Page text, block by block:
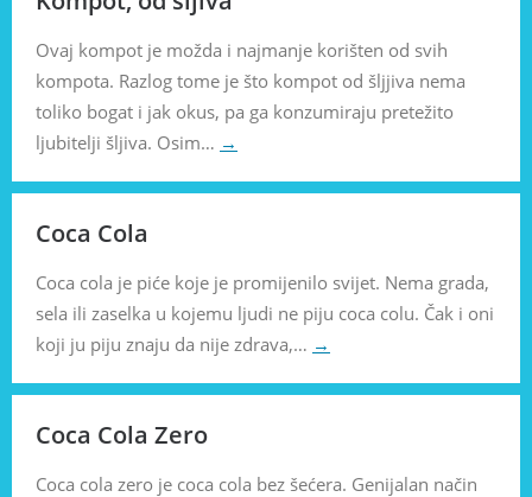
Ovaj kompot je možda i najmanje korišten od svih
kompota. Razlog tome je što kompot od šljjiva nema
toliko bogat i jak okus, pa ga konzumiraju pretežito
ljubitelji šljiva. Osim… →
Coca Cola
Coca cola je piće koje je promijenilo svijet. Nema grada,
sela ili zaselka u kojemu ljudi ne piju coca colu. Čak i oni
koji ju piju znaju da nije zdrava,… →
Coca Cola Zero
Coca cola zero je coca cola bez šećera. Genijalan način